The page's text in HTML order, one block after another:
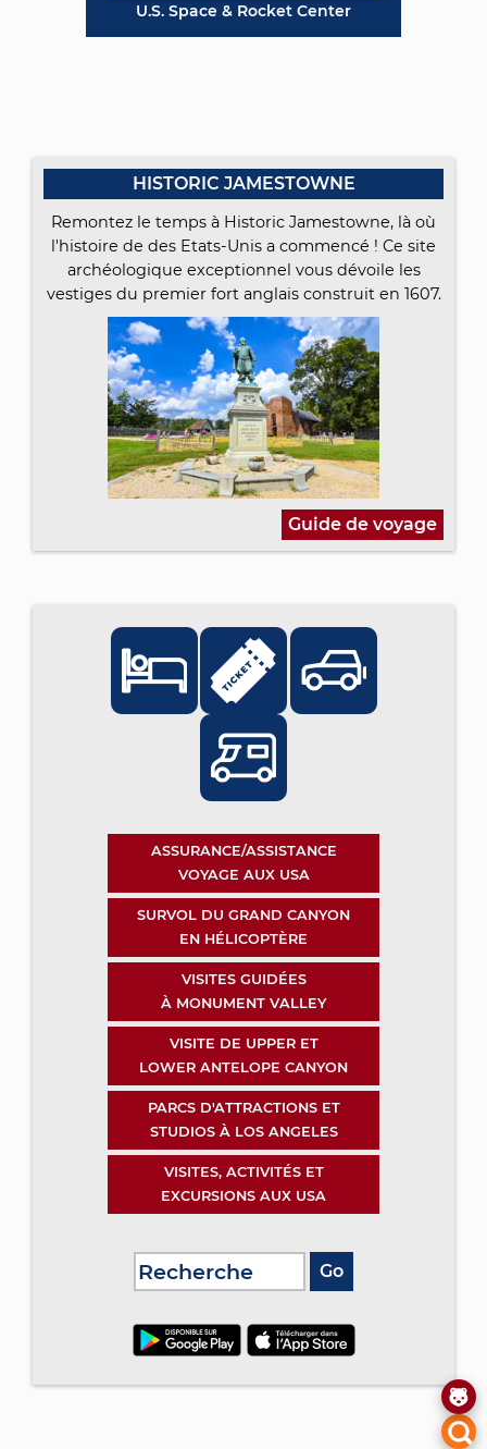
U.S. Space & Rocket Center
HISTORIC JAMESTOWNE
Remontez le temps à Historic Jamestowne, là où
l'histoire de des Etats-Unis a commencé ! Ce site
archéologique exceptionnel vous dévoile les
vestiges du premier fort anglais construit en 1607.
Guide de voyage
ASSURANCE/ASSISTANCE
VOYAGE AUX USA
SURVOL DU GRAND CANYON
EN HÉLICOPTÈRE
VISITES GUIDÉES
À MONUMENT VALLEY
VISITE DE UPPER ET
LOWER ANTELOPE CANYON
PARCS D'ATTRACTIONS ET
STUDIOS À LOS ANGELES
VISITES, ACTIVITÉS ET
EXCURSIONS AUX USA